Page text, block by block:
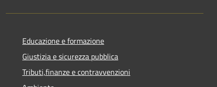
Educazione e formazione
Giustizia e sicurezza pubblica
Tributi,finanze e contravvenzioni